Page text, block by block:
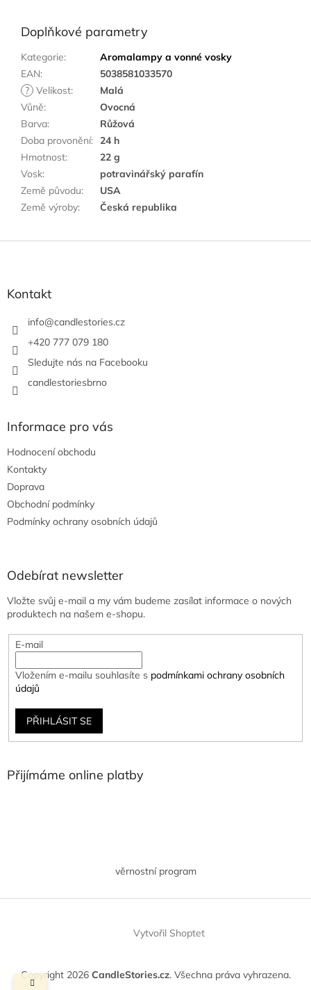
Doplňkové parametry
Kategorie:
Aromalampy a vonné vosky
EAN:
5038581033570
? Velikost:
Malá
Vůně:
Ovocná
Barva:
Růžová
Doba provonění: 24 h
Hmotnost:
22 g
Vosk:
potravinářský parafín
Země původu:
USA
Země výroby: Česká republika
Kontakt
info@candlestories.cz
+420 777 079 180
Sledujte nás na Facebooku
candlestoriesbrno
Informace pro vás
Hodnocení obchodu
Kontakty
Doprava
Obchodní podmínky
Podmínky ochrany osobních údajů
Odebírat newsletter
Vložte svůj e-mail a my vám budeme zasílat informace o nových
produktech na našem e-shopu.
E-mail
Vložením e-mailu souhlasíte s podmínkami ochrany osobních
údajů
PŘIHLÁSIT SE
Přijímáme online platby
věrnostní program
Vytvořil Shoptet
Copyright 2026 CandleStories.cz. Všechna práva vyhrazena.